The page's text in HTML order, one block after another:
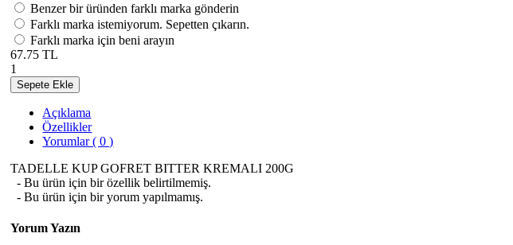
Benzer bir üründen farklı marka gönderin
Farklı marka istemiyorum. Sepetten çıkarın.
Farklı marka için beni arayın
67.75 TL
1
Sepete Ekle
Açıklama
Özellikler
Yorumlar ( 0 )
TADELLE KUP GOFRET BITTER KREMALI 200G
- Bu ürün için bir özellik belirtilmemiş.
- Bu ürün için bir yorum yapılmamış.
Yorum Yazın